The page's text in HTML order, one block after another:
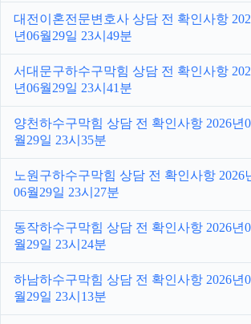
대전이혼전문변호사 상담 전 확인사항
년06월29일 23시49분
서대문구하수구막힘 상담 전 확인사항
년06월29일 23시41분
양천하수구막힘 상담 전 확인사항 2026년
월29일 23시35분
노원구하수구막힘 상담 전 확인사항 2026
06월29일 23시27분
동작하수구막힘 상담 전 확인사항 2026년
월29일 23시24분
하남하수구막힘 상담 전 확인사항 2026년
월29일 23시13분